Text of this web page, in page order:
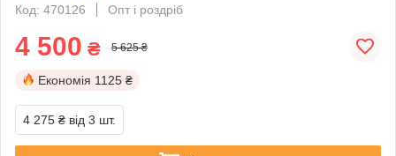
Код: 470126
Опт і роздріб
4 500 ₴ 5 625 ₴
Економія 1125 ₴
4 275 ₴ від 3 шт.